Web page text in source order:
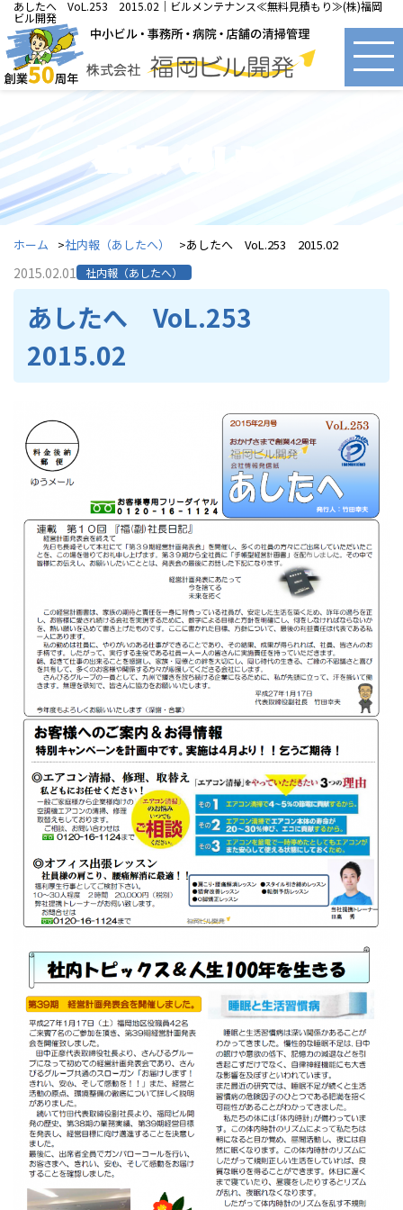
あしたへ VoL.253 2015.02｜ビルメンテナンス≪無料見積もり≫(株)福岡
ビル開発
ホーム 社内報（あしたへ） あしたへ VoL.253 2015.02
2015.02.01 社内報（あしたへ）
あしたへ VoL.253
2015.02